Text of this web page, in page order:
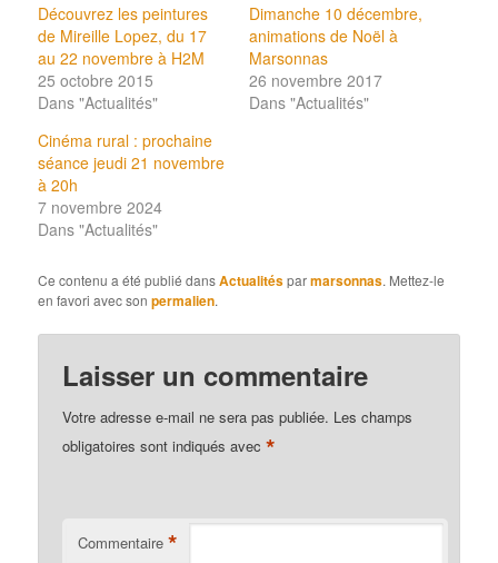
Découvrez les peintures
de Mireille Lopez, du 17
au 22 novembre à H2M
25 octobre 2015
Dans "Actualités"
Dimanche 10 décembre,
animations de Noël à
Marsonnas
26 novembre 2017
Dans "Actualités"
Cinéma rural : prochaine
séance jeudi 21 novembre
à 20h
7 novembre 2024
Dans "Actualités"
Ce contenu a été publié dansActualitésparmarsonnas. Mettez-le
en favori avec sonpermalien.
Laisser un commentaire
Votre adresse e-mail ne sera pas publiée. Les champs
obligatoires sont indiqués avec*
Commentaire *